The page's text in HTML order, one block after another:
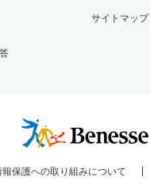
サイトマップ
報保護への取り組みについて